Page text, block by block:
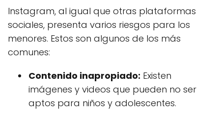
Instagram, al igual que otras plataformas
sociales, presenta varios riesgos para los
menores. Estos son algunos de los más
comunes:
Contenido inapropiado: Existen
imágenes y videos que pueden no ser
aptos para niños y adolescentes.